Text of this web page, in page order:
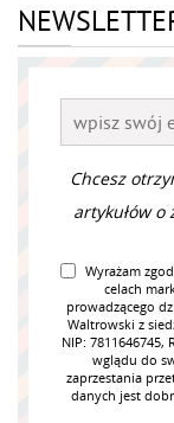
Chcesz
artykułów
Wyrażam
celach
prowadzącego
Waltrowski z
NIP: 7811646745,
wglądu do
zaprzestania
danych jest